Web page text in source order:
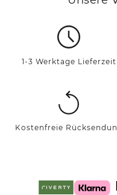
1-3 Werktage Lieferzeit
Kostenfreie